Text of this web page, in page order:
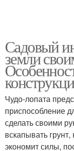
Садовый
земли
Чудо-лопата
приспособление
сделать своими
вскапывать
экономит силы,